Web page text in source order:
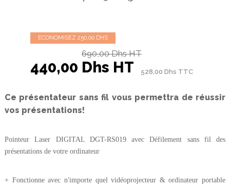
ECONOMISEZ 250,00 DHS
690,00 Dhs HT
440,00 Dhs HT 528,00 Dhs TTC
Ce présentateur sans fil vous permettra de réussir
vos présentations!
Pointeur Laser DIGITAL DGT-RS019 avec Défilement sans fil des
présentations de votre ordinateur
+ Fonctionne avec n'importe quel vidéoprojecteur & ordinateur portable